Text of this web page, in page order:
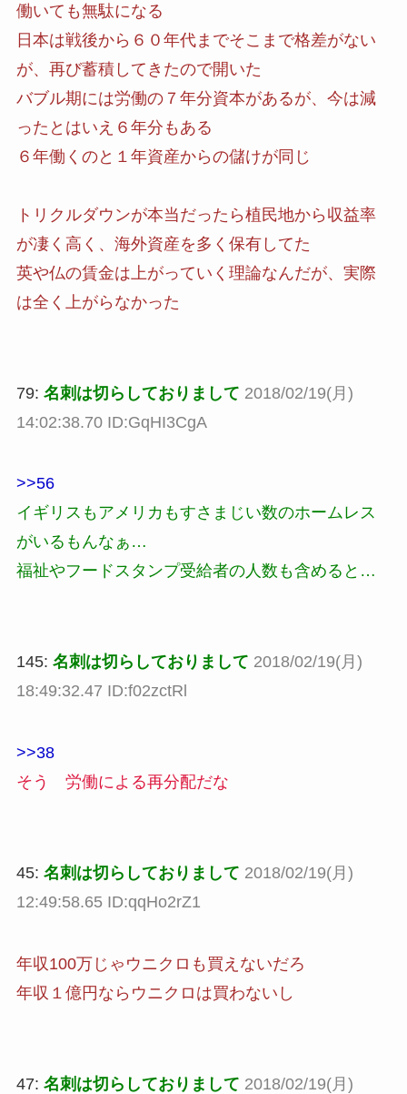
働いても無駄になる
日本は戦後から６０年代までそこまで格差がない
が、再び蓄積してきたので開いた
バブル期には労働の７年分資本があるが、今は減
ったとはいえ６年分もある
６年働くのと１年資産からの儲けが同じ
トリクルダウンが本当だったら植民地から収益率
が凄く高く、海外資産を多く保有してた
英や仏の賃金は上がっていく理論なんだが、実際
は全く上がらなかった
79: 名刺は切らしておりまして 2018/02/19(月)
14:02:38.70 ID:GqHI3CgA
>>56
イギリスもアメリカもすさまじい数のホームレス
がいるもんなぁ…
福祉やフードスタンプ受給者の人数も含めると…
145: 名刺は切らしておりまして 2018/02/19(月)
18:49:32.47 ID:f02zctRl
>>38
そう 労働による再分配だな
45: 名刺は切らしておりまして 2018/02/19(月)
12:49:58.65 ID:qqHo2rZ1
年収100万じゃウニクロも買えないだろ
年収１億円ならウニクロは買わないし
47: 名刺は切らしておりまして 2018/02/19(月)